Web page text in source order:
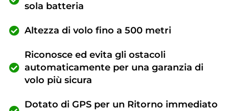
sola batteria
Altezza di volo fino a 500 metri
Riconosce ed evita gli ostacoli
automaticamente per una garanzia di
volo più sicura
Dotato di GPS per un Ritorno immediato